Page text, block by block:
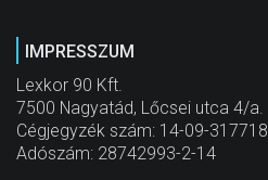
IMPRESSZUM
Lexkor 90 Kft.
7500 Nagyatád, Lőcsei utca 4/a.
Cégjegyzék szám: 14-09-317718
Adószám: 28742993-2-14